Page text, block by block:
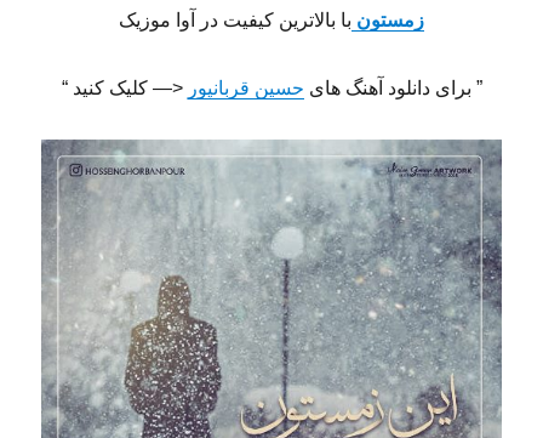
زمستون با بالاترین کیفیت در آوا موزیک
” برای دانلود آهنگ های حسین قربانپور <— کلیک کنید “